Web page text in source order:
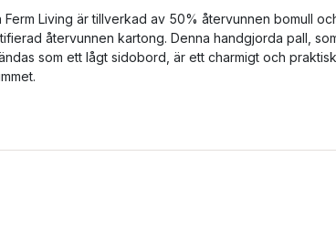
Ferm Living är tillverkad av 50% återvunnen bomull
återvunnen kartong. Denna handgjorda pall,
som ett lågt sidobord, är ett charmigt och